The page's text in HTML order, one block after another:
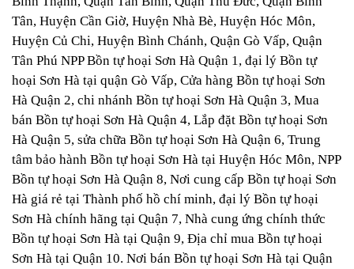
Tân, Huyện Cần Giờ, Huyện Nhà Bè, Huyện Hóc Môn,
Huyện Củ Chi, Huyện Bình Chánh, Quận Gò Vấp, Quận
Tân Phú ​​​NPP Bồn tự hoại Sơn Hà Quận 1, đại lý Bồn tự
hoại Sơn Hà tại quận Gò Vấp, Cửa hàng Bồn tự hoại Sơn
Hà Quận 2, chi nhánh Bồn tự hoại Sơn Hà Quận 3, Mua
bán Bồn tự hoại Sơn Hà Quận 4, Lắp đặt Bồn tự hoại Sơn
Hà Quận 5, sửa chữa Bồn tự hoại Sơn Hà Quận 6, Trung
tâm bảo hành Bồn tự hoại Sơn Hà tại Huyện Hóc Môn, NPP
Bồn tự hoại Sơn Hà Quận 8, Nơi cung cấp Bồn tự hoại Sơn
Hà giá rẻ tại Thành phố hồ chí minh, đại lý Bồn tự hoại
Sơn Hà chính hãng tại Quận 7, Nhà cung ứng chính thức
Bồn tự hoại Sơn Hà tại Quận 9, Địa chỉ mua Bồn tự hoại
Sơn Hà tại Quận 10. Nơi bán Bồn tự hoại Sơn Hà tại Quận